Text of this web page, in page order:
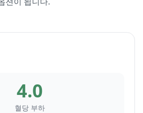
4.0
혈당 부하